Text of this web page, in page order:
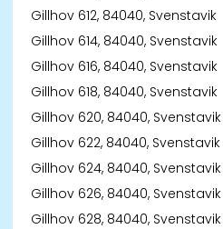
Gillhov 612, 84040, Svenstavik
Gillhov 614, 84040, Svenstavik
Gillhov 616, 84040, Svenstavik
Gillhov 618, 84040, Svenstavik
Gillhov 620, 84040, Svenstavik
Gillhov 622, 84040, Svenstavik
Gillhov 624, 84040, Svenstavik
Gillhov 626, 84040, Svenstavik
Gillhov 628, 84040, Svenstavik